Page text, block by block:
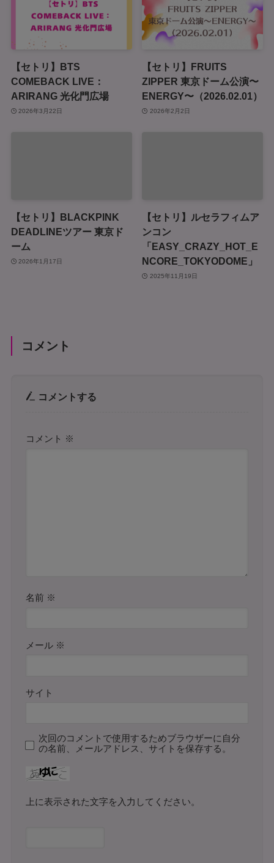
【セトリ】BTS
COMEBACK LIVE：
ARIRANG 光化門広場
2026年3月22日
【セトリ】FRUITS
ZIPPER 東京ドーム公演〜
ENERGY〜（2026.02.01）
2026年2月2日
【セトリ】BLACKPINK
DEADLINEツアー 東京ド
ーム
2026年1月17日
【セトリ】ルセラフィムア
ンコン
「EASY_CRAZY_HOT_E
NCORE_TOKYODOME」
2025年11月19日
コメント
コメントする
コメント ※
名前 ※
メール ※
サイト
次回のコメントで使用するためブラウザーに自分
の名前、メールアドレス、サイトを保存する。
上に表示された文字を入力してください。